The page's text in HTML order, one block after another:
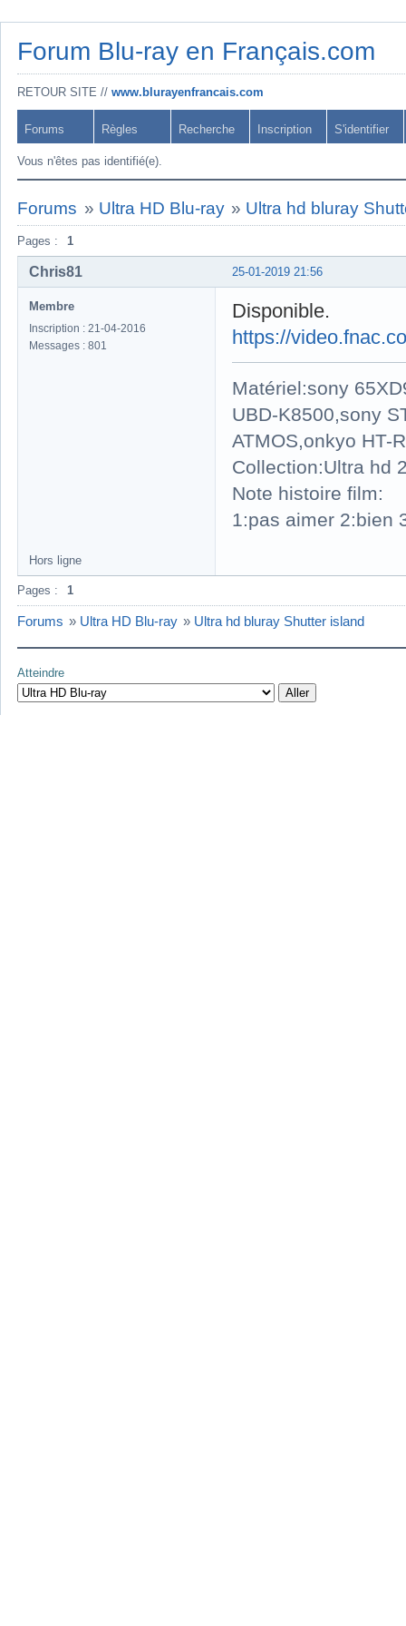
Forum Blu-ray en Français.com
RETOUR SITE // www.blurayenfrancais.com
Forums Règles Recherche Inscription S'identifier
Vous n'êtes pas identifié(e).
Forums » Ultra HD Blu-ray » Ultra hd bluray
Pages : 1
25-01-2019 21:56
Chris81
Membre
Inscription : 21-04-2016
Messages : 801
Disponible.
https://
Matériel:sony
UBD-K8500,sony
ATMOS,onkyo HT-
Collection:Ultra hd
Note histoire film:
1:pas aimer 2:bien
Hors ligne
Pages : 1
Forums » Ultra HD Blu-ray » Ultra hd bluray Shutter island
Atteindre